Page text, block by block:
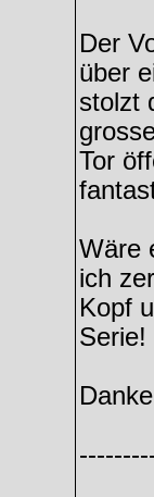
Der
über
stolzt
Tor
Wäre
ich
Kopf
Serie!